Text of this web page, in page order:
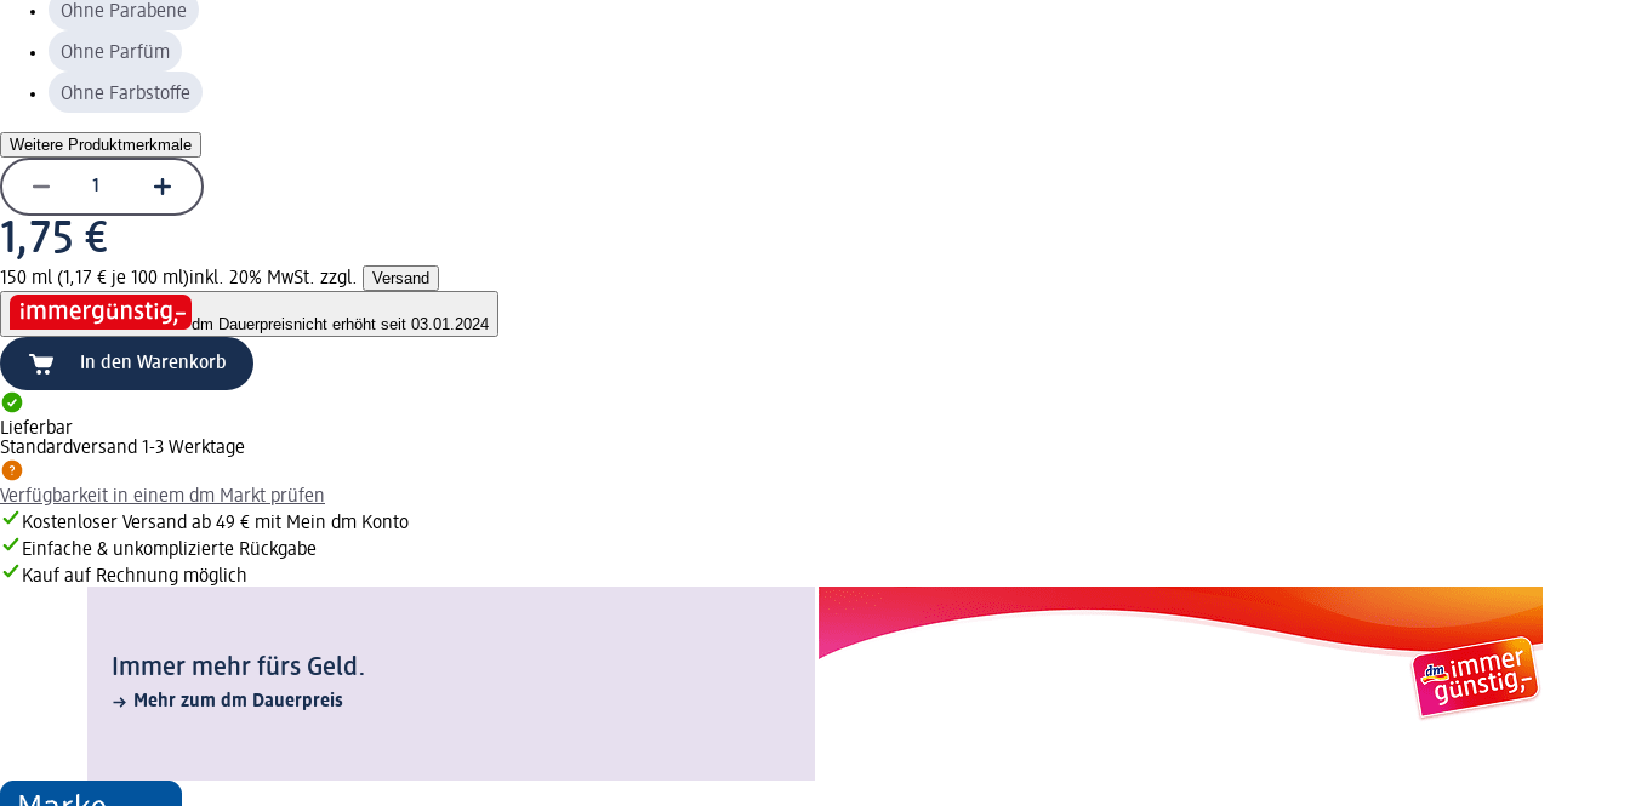
Ohne Parabene
Ohne Parfüm
Ohne Farbstoffe
Weitere Produktmerkmale
1,75 €
150 ml (1,17 € je 100 ml)inkl. 20% MwSt. zzgl. Versand
dm Dauerpreisnicht erhöht seit 03.01.2024
In den Warenkorb
Lieferbar
Standardversand 1-3 Werktage
Verfügbarkeit in einem dm Markt prüfen
Kostenloser Versand ab 49 € mit Mein dm Konto
Einfache & unkomplizierte Rückgabe
Kauf auf Rechnung möglich
Immer mehr fürs Geld.
Mehr zum dm Dauerpreis